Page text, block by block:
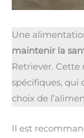
Une
maintenir la
Retriever. Cette
spécifiques, qui
choix de
Il est